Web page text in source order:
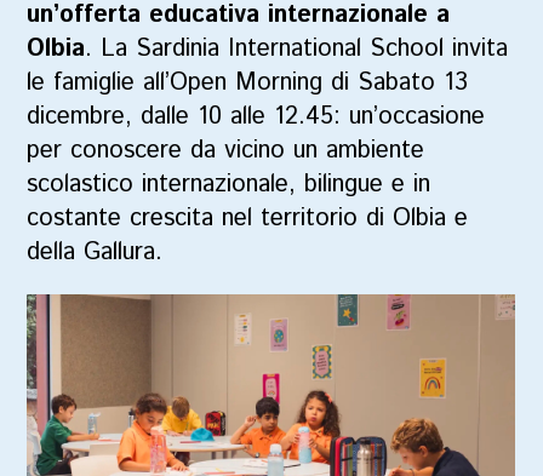
un’offerta educativa internazionale a
Olbia. La Sardinia International School invita
le famiglie all’Open Morning di Sabato 13
dicembre, dalle 10 alle 12.45: un’occasione
per conoscere da vicino un ambiente
scolastico internazionale, bilingue e in
costante crescita nel territorio di Olbia e
della Gallura.